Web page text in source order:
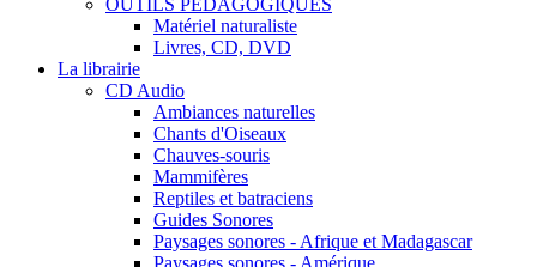
OUTILS PEDAGOGIQUES
Matériel naturaliste
Livres, CD, DVD
La librairie
CD Audio
Ambiances naturelles
Chants d'Oiseaux
Chauves-souris
Mammifères
Reptiles et batraciens
Guides Sonores
Paysages sonores - Afrique et Madagascar
Paysages sonores - Amérique